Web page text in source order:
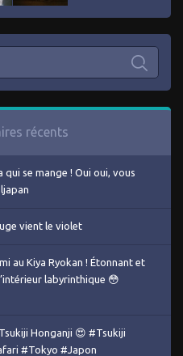
récents
qui se mange ! Oui oui, vous
vient le violet
au Kiya Ryokan ! Étonnant et
labyrinthique 😳
Honganji 😍 #Tsukiji
#Tokyo #Japon